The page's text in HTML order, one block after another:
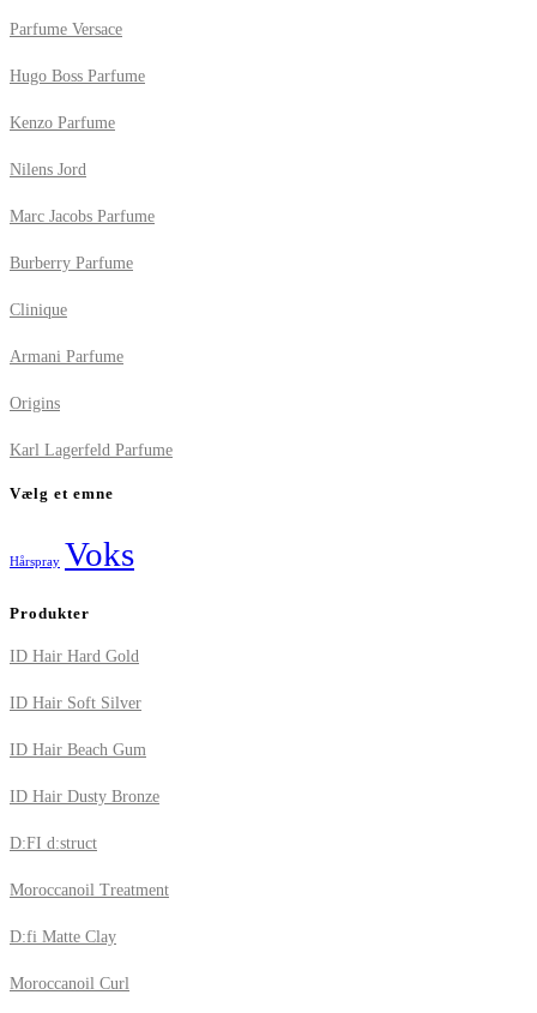
Parfume Versace
Hugo Boss Parfume
Kenzo Parfume
Nilens Jord
Marc Jacobs Parfume
Burberry Parfume
Clinique
Armani Parfume
Origins
Karl Lagerfeld Parfume
Vælg et emne
Hårspray Voks
Produkter
ID Hair Hard Gold
ID Hair Soft Silver
ID Hair Beach Gum
ID Hair Dusty Bronze
D:FI d:struct
Moroccanoil Treatment
D:fi Matte Clay
Moroccanoil Curl